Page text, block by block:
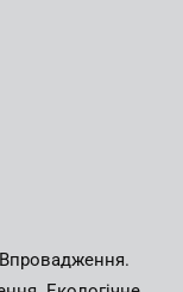
Впровадження.